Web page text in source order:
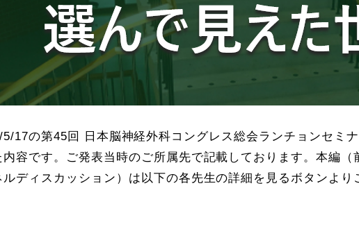
17の第45回 日本脳神経外科コングレス総会ランチョンセミ
内容です。ご発表当時のご所属先で記載しております。本編
ディスカッション）は以下の各先生の詳細を見るボタンよ